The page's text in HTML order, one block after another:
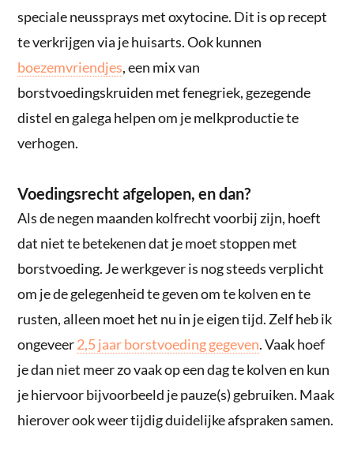
speciale neussprays met oxytocine. Dit is op recept
te verkrijgen via je huisarts. Ook kunnen
boezemvriendjes, een mix van
borstvoedingskruiden met fenegriek, gezegende
distel en galega helpen om je melkproductie te
verhogen.
Voedingsrecht afgelopen, en dan?
Als de negen maanden kolfrecht voorbij zijn, hoeft
dat niet te betekenen dat je moet stoppen met
borstvoeding. Je werkgever is nog steeds verplicht
om je de gelegenheid te geven om te kolven en te
rusten, alleen moet het nu in je eigen tijd. Zelf heb ik
ongeveer2,5 jaar borstvoeding gegeven. Vaak hoef
je dan niet meer zo vaak op een dag te kolven en kun
je hiervoor bijvoorbeeld je pauze(s) gebruiken. Maak
hierover ook weer tijdig duidelijke afspraken samen.